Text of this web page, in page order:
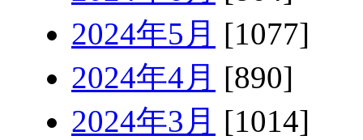
2024年5月 [1077]
2024年4月 [890]
2024年3月 [1014]